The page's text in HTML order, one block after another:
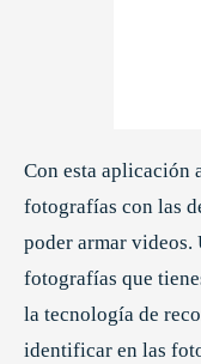
Con esta aplicación
fotografías con las
poder armar videos.
fotografías que
la tecnología de
identificar en las